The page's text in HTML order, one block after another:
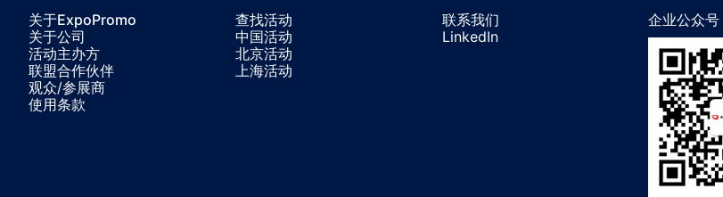
关于ExpoPromo
关于公司
活动主办方
联盟合作伙伴
观众/参展商
使用条款
查找活动
中国活动
北京活动
上海活动
联系我们
LinkedIn
企业公众号